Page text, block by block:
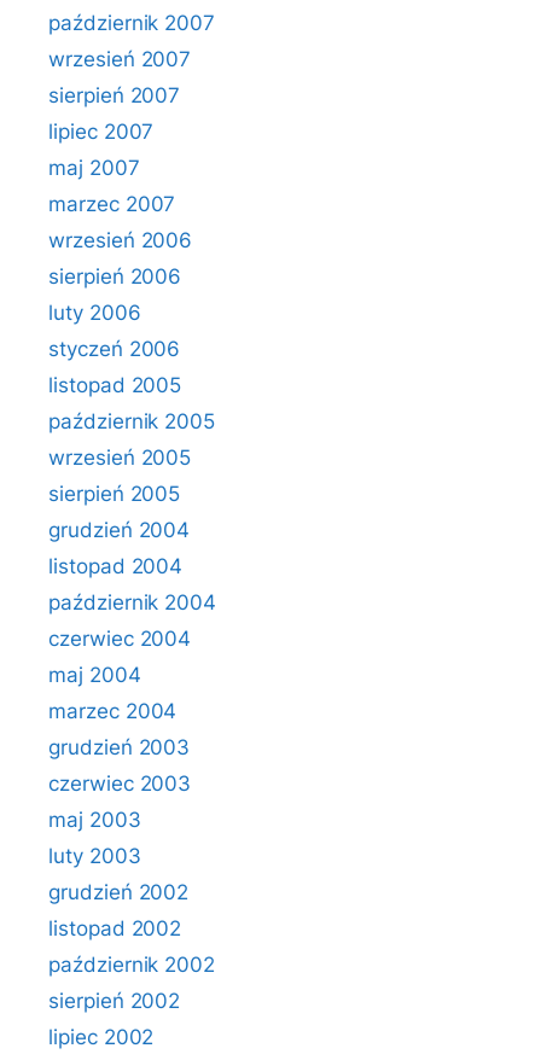
październik 2007
wrzesień 2007
sierpień 2007
lipiec 2007
maj 2007
marzec 2007
wrzesień 2006
sierpień 2006
luty 2006
styczeń 2006
listopad 2005
październik 2005
wrzesień 2005
sierpień 2005
grudzień 2004
listopad 2004
październik 2004
czerwiec 2004
maj 2004
marzec 2004
grudzień 2003
czerwiec 2003
maj 2003
luty 2003
grudzień 2002
listopad 2002
październik 2002
sierpień 2002
lipiec 2002